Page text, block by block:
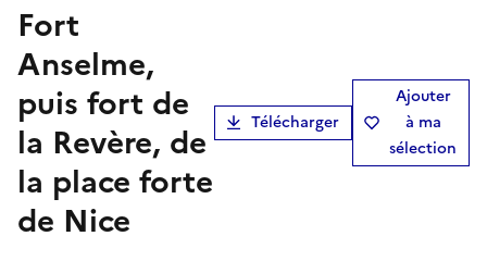
fort
Anselme,
puis fort de
la Revère, de
la place forte
de Nice
Télécharger
Ajouter
à ma
sélection